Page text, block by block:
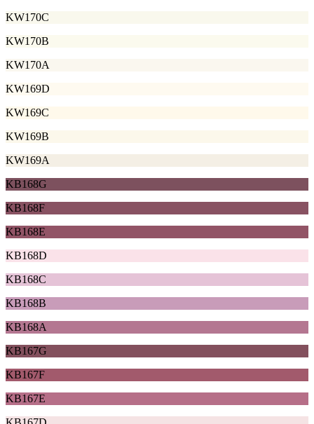
KW170C
KW170B
KW170A
KW169D
KW169C
KW169B
KW169A
KB168G
KB168F
KB168E
KB168D
KB168C
KB168B
KB168A
KB167G
KB167F
KB167E